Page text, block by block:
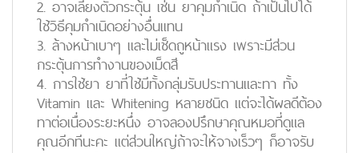
2. อาจเลี่ยงตัวกระตุ้น เช่น ยาคุมกำเนิด ถ้าเป็นไปได้
ใช้วิธีคุมกำเนิดอย่างอื่นแทน
3. ล้างหน้าเบาๆ และไม่เช็ดถูหน้าแรง เพราะมีส่วน
กระตุ้นการทำงานของเม็ดสี
4. การใช้ยา ยาที่ใช้มีทั้งกลุ่มรับประทานและทา ทั้ง
Vitamin และ Whitening หลายชนิด แต่จะได้ผลดีต้อง
ทาต่อเนื่องระยะหนึ่ง อาจลองปรึกษาคุณหมอที่ดูแล
คุณอีกทีนะคะ แต่ส่วนใหญ่ถ้าจะให้จางเร็วๆ ก็อาจรับ